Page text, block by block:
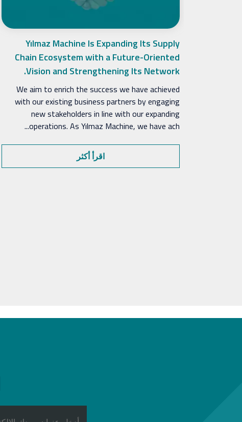
Yılmaz Machine Is Expanding Its Supply
Chain Ecosystem with a Future-Oriented
Vision and Strengthening Its Network.
We aim to enrich the success we have achieved
with our existing business partners by engaging
new stakeholders in line with our expanding
operations. As Yılmaz Machine, we have ach...
اقرأ أكثر